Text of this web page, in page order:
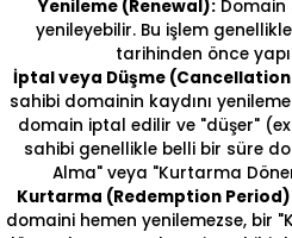
Yenileme (Renewal):Domain
yenileyebilir. Bu işlem
tarihinden önce
İptal veya Düşme
sahibi domainin kaydını
domain iptal edilir ve "düşer"
sahibi genellikle belli bir süre
Alma" veya "Kurtarma
Kurtarma (Redemption
domaini hemen yenilemezse, bir